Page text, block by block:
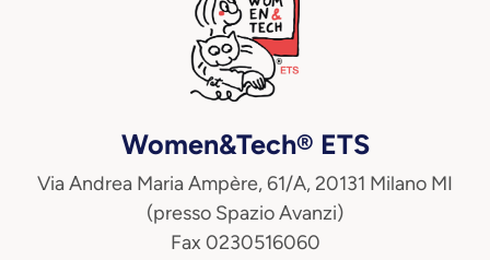
Women&Tech® ETS
Via Andrea Maria Ampère, 61/A, 20131 Milano MI
(presso Spazio Avanzi)
Fax 0230516060